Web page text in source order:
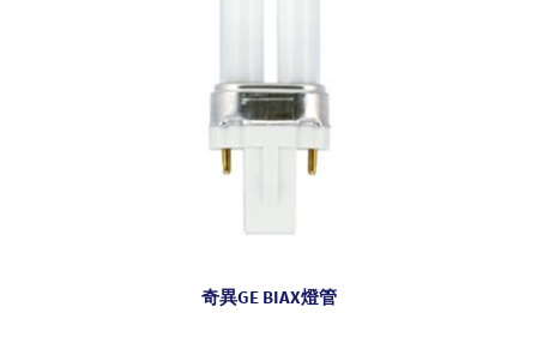
奇異GE BIAX燈管